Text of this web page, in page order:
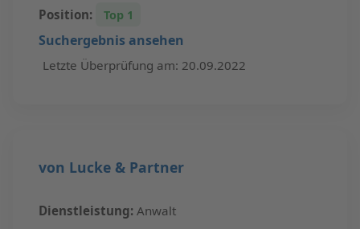
Position: Top 1
Suchergebnis ansehen
Letzte Überprüfung am: 20.09.2022
von Lucke & Partner
Dienstleistung: Anwalt